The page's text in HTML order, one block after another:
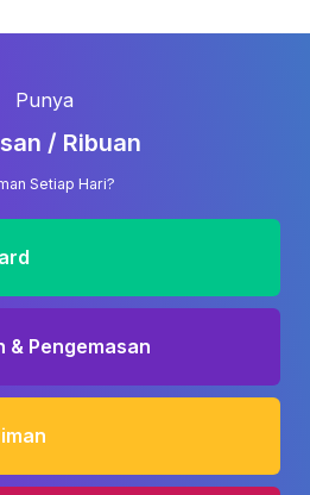
Punya
/ Ribuan
Setiap Hari?
& Pengemasan